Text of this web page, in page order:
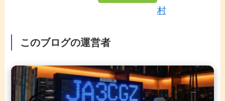
村
このブログの運営者